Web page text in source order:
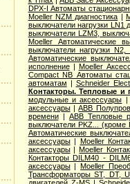
DPX-I Автоматы
Moeller NZM диагностика |
выключатели нагрузки LN1
выключатели LZM3,
Moeller Автоматические
выключатели нагрузки
Автоматические
исполнение| Moeller
Compact NB Автоматы
автоматам | Schneider
Контакторы. Тепловые и
модульные и аксессуары
аксессуары|ABB
времени| ABB Тепловые
выключатели PKZ... (кроме
Автоматические
аксессуары| Moeller
аксессуары|Moeller
Контакторы DILM40 -
аксессуары|Moeller
Трансформаторы ST, DT,